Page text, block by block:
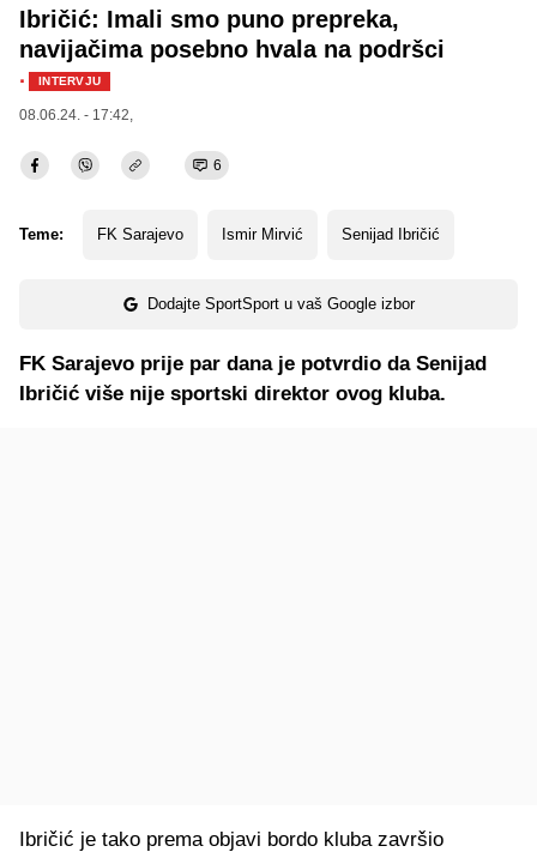
Ibričić: Imali smo puno prepreka,
navijačima posebno hvala na podršci
· INTERVJU
08.06.24. - 17:42,
6
Teme: FK Sarajevo Ismir Mirvić Senijad Ibričić
Dodajte SportSport u vaš Google izbor
FK Sarajevo prije par dana je potvrdio da Senijad
Ibričić više nije sportski direktor ovog kluba.
Ibričić je tako prema objavi bordo kluba završio